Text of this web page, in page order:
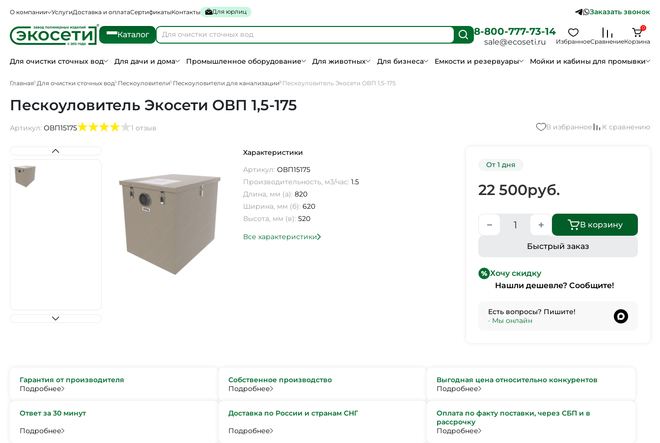
О компании УслугиДоставка и оплатаСертификатыКонтакты Для юрлиц Заказать звонок
Каталог 8-800-777-73-14
sale@ecoseti.ru ИзбранноеСравнениеКорзина
0
Для очистки сточных вод Для дачи и дома Промышленное оборудование Для животных Для бизнеса Емкости и резервуары Мойки и кабины для промывки
Главная Для очистки сточных вод Пескоуловители Пескоуловители для канализации Пескоуловитель Экосети ОВП 1,5-175
Пескоуловитель Экосети ОВП 1,5-175
Артикул: ОВП15175 1 отзыв В избранное К сравнению
Характеристики
Артикул: ОВП15175
Производительность, м3/час: 1.5
Длина, мм (а): 820
Ширина, мм (б): 620
Высота, мм (в): 520
Все характеристики
От 1 дня
22 500руб.
В корзину
Быстрый заказ
Хочу скидку
Нашли дешевле? Сообщите!
Есть вопросы? Пишите!
• Мы онлайн
Гарантия от производителя
Подробнее
Собственное производство
Подробнее
Выгодная цена относительно конкурентов
Подробнее
Ответ за 30 минут
Подробнее
Доставка по России и странам СНГ
Подробнее
Оплата по факту поставки, через СБП и в
рассрочку
Подробнее